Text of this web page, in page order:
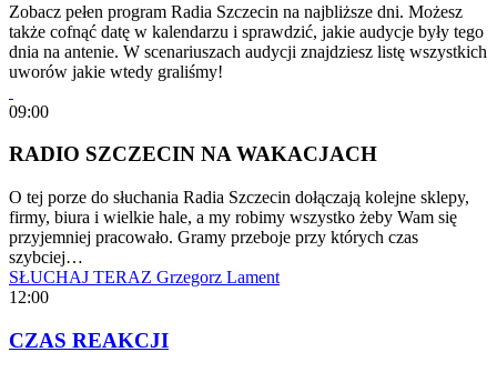
Zobacz pełen program Radia Szczecin na najbliższe dni. Możesz
także cofnąć datę w kalendarzu i sprawdzić, jakie audycje były tego
dnia na antenie. W scenariuszach audycji znajdziesz listę wszystkich
uworów jakie wtedy graliśmy!
09:00
RADIO SZCZECIN NA WAKACJACH
O tej porze do słuchania Radia Szczecin dołączają kolejne sklepy,
firmy, biura i wielkie hale, a my robimy wszystko żeby Wam się
przyjemniej pracowało. Gramy przeboje przy których czas
szybciej…
SŁUCHAJ TERAZ Grzegorz Lament
12:00
CZAS REAKCJI